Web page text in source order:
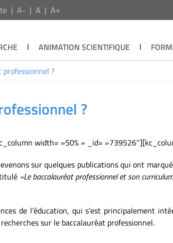
A- A A+
ANIMATION SCIENTIFIQUE
professionnel ?
?
width= »50% » _id=
sur quelques publications qui ont
«Le baccalauréat professionnel et son
de l’éducation, qui s’est principalement
sur le baccalauréat professionnel.